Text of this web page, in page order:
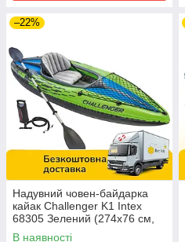
–22%
Надувний човен-байдарка
кайак Challenger K1 Intex
68305 Зелений (274х76 см,
весло, насос)
В наявності